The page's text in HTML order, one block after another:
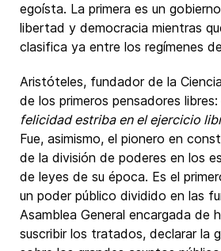
egoísta. La primera es un
libertad y democracia mientras
clasifica ya entre los regímenes
Aristóteles, fundador de la
de los primeros pensadores libres:
felicidad estriba en el ejercicio
Fue, asimismo, el pionero en
de la división de poderes en los
de leyes de su época. Es el
un poder público dividido en las
Asamblea General encargada de
suscribir los tratados, declarar la